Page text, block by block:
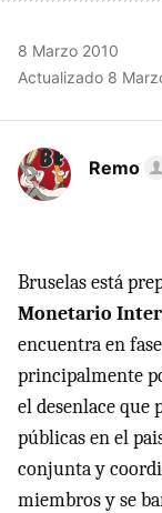
8 Marzo 2010
Actualizado 8
Remo
Bruselas está
Monetario
encuentra en
principalmente
el desenlace que
públicas en el
conjunta y
miembros y se